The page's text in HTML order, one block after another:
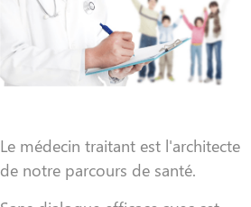
Le médecin traitant est l'architecte
de notre parcours de santé.